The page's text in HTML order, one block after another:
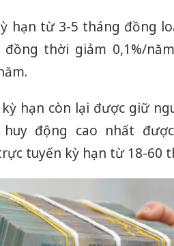
hạn từ 3-5 tháng đồng
đồng thời giảm 0,1%/
hạn còn lại được giữ
huy động cao nhất
tuyến kỳ hạn từ 18-60